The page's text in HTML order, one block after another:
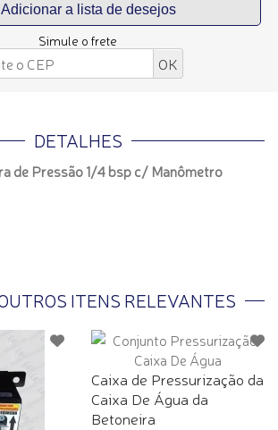
Simule o frete
DETALHES
de Pressão 1/4 bsp c/ Manômetro
ITENS RELEVANTES
Caixa de Pressurização da
Caixa De Água da
Betoneira